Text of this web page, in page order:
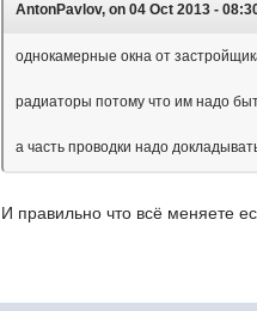
AntonPavlov, on 04 Oct 2013 -
однокамерные окна от
радиаторы потому что им надо
а часть проводки надо
И правильно что всё меняете